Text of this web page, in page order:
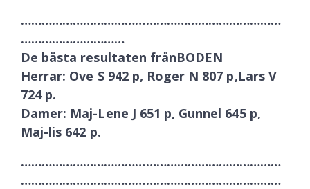
…………………………………………………………………
…………………………
De bästa resultaten frånBODEN
Herrar: Ove S 942 p, Roger N 807 p,Lars V
724 p.
Damer: Maj-Lene J 651 p, Gunnel 645 p,
Maj-lis 642 p.
…………………………………………………………………
…………………………………………………………………